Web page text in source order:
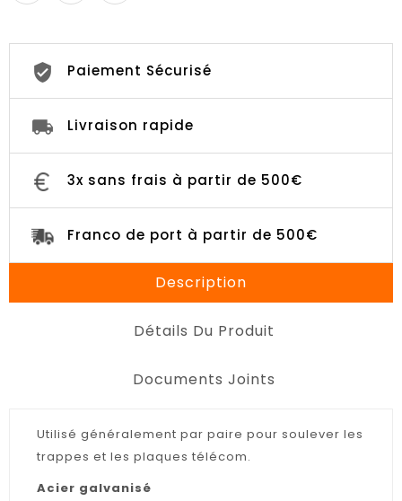
Paiement Sécurisé
Livraison rapide
3x sans frais à partir de 500€
Franco de port à partir de 500€
Description
Détails Du Produit
Documents Joints
Utilisé généralement par paire pour soulever les
trappes et les plaques télécom.
Acier galvanisé